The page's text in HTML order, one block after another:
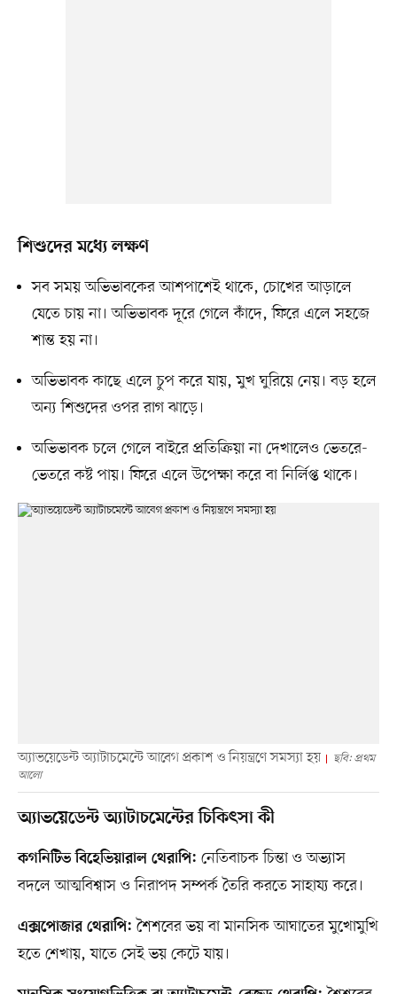
শিশুদের মধ্যে লক্ষণ
সব সময় অভিভাবকের আশপাশেই থাকে, চোখের আড়ালে
যেতে চায় না। অভিভাবক দূরে গেলে কাঁদে, ফিরে এলে সহজে
শান্ত হয় না।
অভিভাবক কাছে এলে চুপ করে যায়, মুখ ঘুরিয়ে নেয়। বড় হলে
অন্য শিশুদের ওপর রাগ ঝাড়ে।
অভিভাবক চলে গেলে বাইরে প্রতিক্রিয়া না দেখালেও ভেতরে-
ভেতরে কষ্ট পায়। ফিরে এলে উপেক্ষা করে বা নির্লিপ্ত থাকে।
অ্যাভয়েডেন্ট অ্যাটাচমেন্টে আবেগ প্রকাশ ও নিয়ন্ত্রণে সমস্যা হয়
ছবি: প্রথম
আলো
অ্যাভয়েডেন্ট অ্যাটাচমেন্টের চিকিৎসা কী
কগনিটিভ বিহেভিয়ারাল থেরাপি: নেতিবাচক চিন্তা ও অভ্যাস
বদলে আত্মবিশ্বাস ও নিরাপদ সম্পর্ক তৈরি করতে সাহায্য করে।
এক্সপোজার থেরাপি: শৈশবের ভয় বা মানসিক আঘাতের মুখোমুখি
হতে শেখায়, যাতে সেই ভয় কেটে যায়।